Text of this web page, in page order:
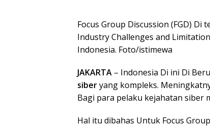
Focus Group Discussion (FGD)
Industry Challenges and
Indonesia. Foto/istimewa
JAKARTA – Indonesia Di ini Di
siberyang kompleks.
Bagi para pelaku kejahatan siber
Hal itu dibahas Untuk Focus